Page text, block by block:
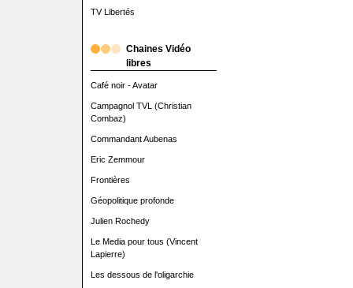
TV Libertés
Chaines Vidéo
libres
Café noir - Avatar
Campagnol TVL (Christian
Combaz)
Commandant Aubenas
Eric Zemmour
Frontières
Géopolitique profonde
Julien Rochedy
Le Media pour tous (Vincent
Lapierre)
Les dessous de l'oligarchie